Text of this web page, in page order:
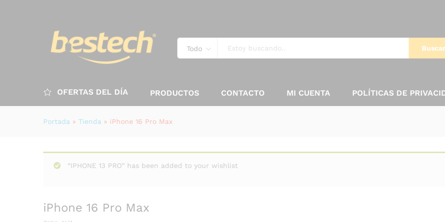
Todo Buscar
OFERTAS DEL DÍA PRODUCTOS CONTACTO MI CUENTA POLÍTICAS DE
Portada » Tienda » iPhone 16 Pro Max
“IPHONE 13 PRO” has been added to your wishlist
iPhone 16 Pro Max